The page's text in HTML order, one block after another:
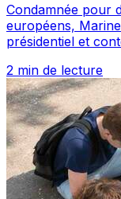
Condamnée pour
européens,
présidentiel et
2 min de lecture